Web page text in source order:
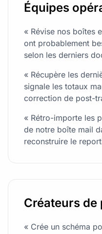
Équipes
« Révise nos boîtes
ont probablement
selon les derniers
« Récupère les
signale les totaux
correction de post-
« Rétro-importe les
de notre boîte mail
reconstruire le
Créateurs de
« Crée un schéma